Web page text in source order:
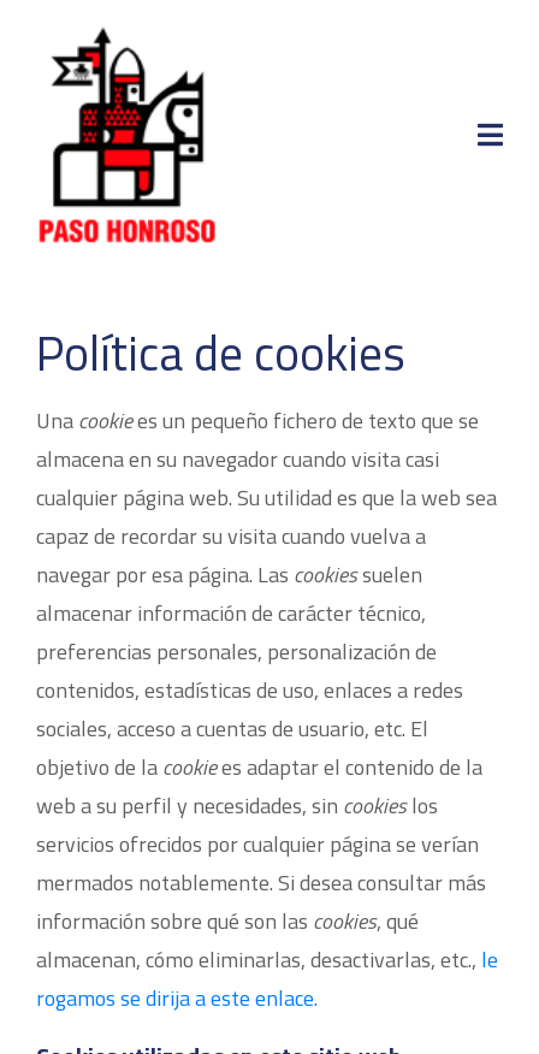
Política de cookies
Unacookiees un pequeño fichero de texto que se
almacena en su navegador cuando visita casi
cualquier página web. Su utilidad es que la web sea
capaz de recordar su visita cuando vuelva a
navegar por esa página. Las cookiessuelen
almacenar información de carácter técnico,
preferencias personales, personalización de
contenidos, estadísticas de uso, enlaces a redes
sociales, acceso a cuentas de usuario, etc. El
objetivo de lacookiees adaptar el contenido de la
web a su perfil y necesidades, sin cookieslos
servicios ofrecidos por cualquier página se verían
mermados notablemente. Si desea consultar más
información sobre qué son las cookies, qué
almacenan, cómo eliminarlas, desactivarlas, etc., le
rogamos se dirija a este enlace.